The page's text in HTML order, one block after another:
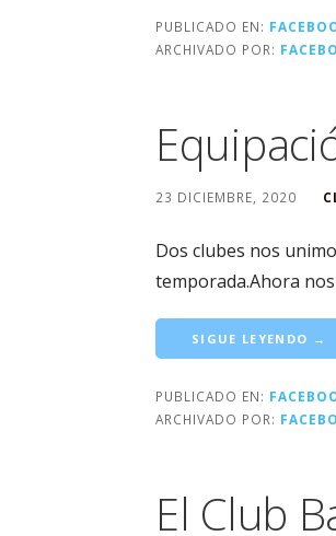
PUBLICADO EN:
ARCHIVADO POR:
23 DICIEMBRE, 2020
Dos clubes nos
temporada.Ahora
SIGUE LEYENDO →
PUBLICADO EN:
ARCHIVADO POR:
El Club